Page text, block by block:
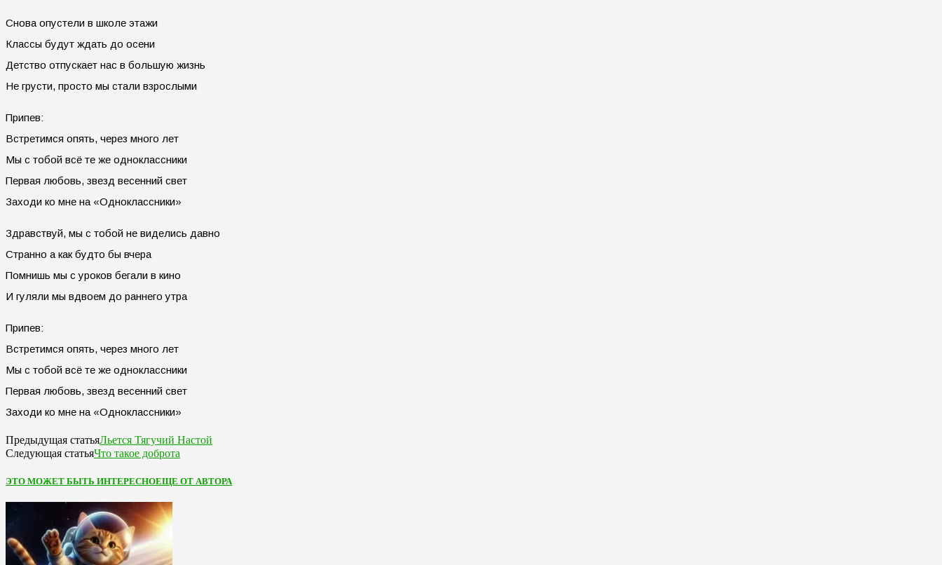
Снова опустели в школе этажи
Классы будут ждать до осени
Детство отпускает нас в большую жизнь
Не грусти, просто мы стали взрослыми
Припев:
Встретимся опять, через много лет
Мы с тобой всё те же одноклассники
Первая любовь, звезд весенний свет
Заходи ко мне на «Одноклассники»
Здравствуй, мы с тобой не виделись давно
Странно а как будто бы вчера
Помнишь мы с уроков бегали в кино
И гуляли мы вдвоем до раннего утра
Припев:
Встретимся опять, через много лет
Мы с тобой всё те же одноклассники
Первая любовь, звезд весенний свет
Заходи ко мне на «Одноклассники»
Предыдущая статьяЛьется Тягучий Настой
Следующая статьяЧто такое доброта
ЭТО МОЖЕТ БЫТЬ ИНТЕРЕСНОЕЩЕ ОТ АВТОРА